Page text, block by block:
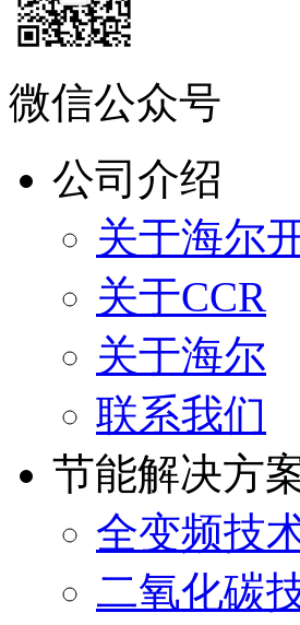
微信公众号
公司介绍
关于海尔
关于CCR
关于海尔
联系我们
节能解决方
全变频技
二氧化碳